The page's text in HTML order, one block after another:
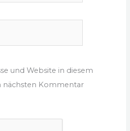
und Website in diesem
nächsten Kommentar